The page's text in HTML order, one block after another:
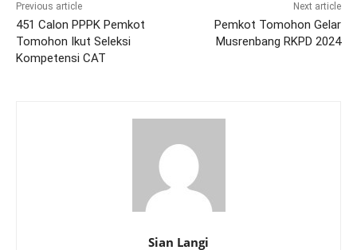
Previous article
451 Calon PPPK Pemkot
Tomohon Ikut Seleksi
Kompetensi CAT
Next article
Pemkot Tomohon Gelar
Musrenbang RKPD 2024
Sian Langi